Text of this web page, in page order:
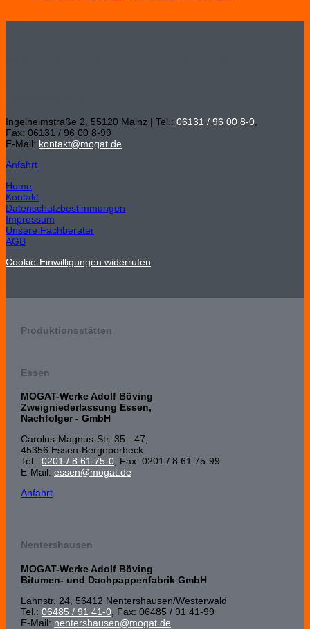
Ingelheimstraße 2, 55120 Mainz | Tel.: 06131 / 96 00 8-0
Fax: 06131 / 96 00 8-99
E-Mail: kontakt@mogat.de
Anfahrt
Home
Kontakt
Datenschutzbestimmungen
Impressum
Unsere Fachberater
AGB
Cookie-Einwilligungen widerrufen
Produktionsstätten
Essen
MOGAT-Werke Adolf Böving
Zweigniederlassung Essen,
Nachfolger - GmbH
Carolus-Magnus-Str. 35 - 47,
45356 Essen-Bergeborbeck
Tel.: 0201 / 8 61 75-0, Fax: 0201 / 8 61 75-99
E-Mail: essen@mogat.de
Anfahrt
Nentershausen
MOGAT-Werke Adolf Böving
Bitumen- und Dachpappenfabrik GmbH
Lahnstr. 24, 56412 Nenters­hausen/Wester­wald
Tel.: 06485 / 91 41-0 , Fax: 06485 / 91 41-99
E-Mail: nentershausen@mogat.de